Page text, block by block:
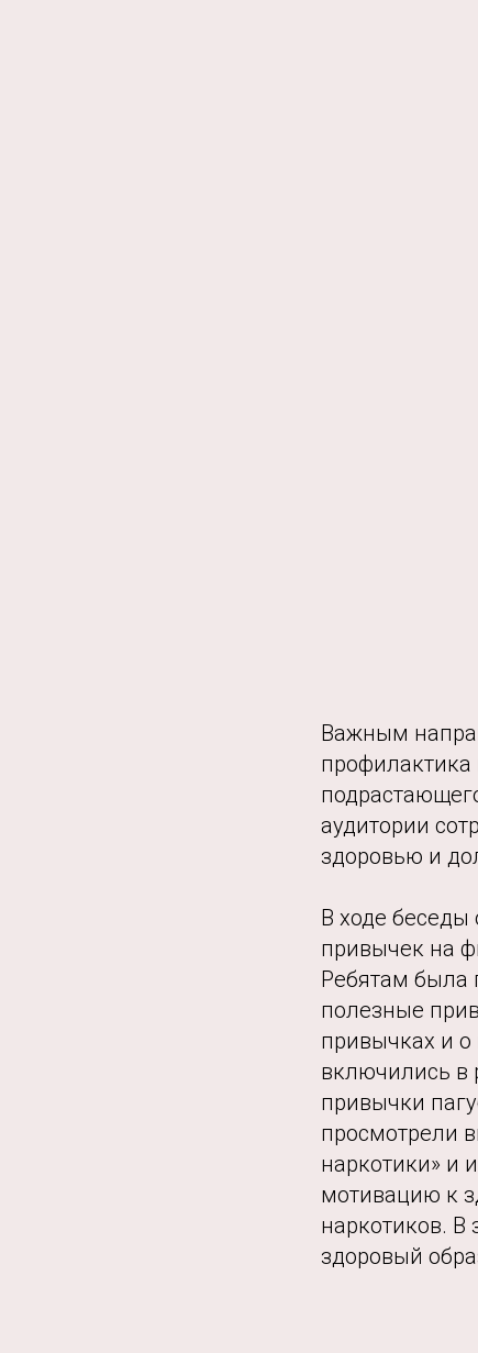
Важным
профилактика
аудитории
здоровью и
В ходе беседы
привычек на
Ребятам была
полезные
привычках и о
включились в
привычки
просмотрели
наркотики» и
мотивацию к
наркотиков. В
здоровый